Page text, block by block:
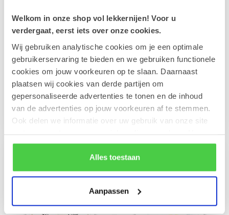
Welkom in onze shop vol lekkernijen! Voor u
verdergaat, eerst iets over onze cookies.
Wij gebruiken analytische cookies om je een optimale
gebruikerservaring te bieden en we gebruiken functionele
cookies om jouw voorkeuren op te slaan. Daarnaast
plaatsen wij cookies van derde partijen om
gepersonaliseerde advertenties te tonen en de inhoud
van de advertenties op jouw voorkeuren af te stemmen.
Ook delen we informatie over uw gebruik van onze site
rekening mee dat als je bepaalde cookies blokkeert, het
de correcte werking van de website kan verstoren.
Alles toestaan
Aanpassen
Prettige Kerstdagen &
Gezond Nieuwjaar
(11x17cm)
Jouw boodschap zorgt voor
een persoonlijke toets op
deze stijlvolle kerstkaart. ...
€2,50
Fijne Kerstdagen &
Gelukkig Nieuwjaar
(11,5x16,5cm)
Jouw boodschap zorgt voor
een persoonlijke toets op
deze feestelijke wenskaart
€2,50